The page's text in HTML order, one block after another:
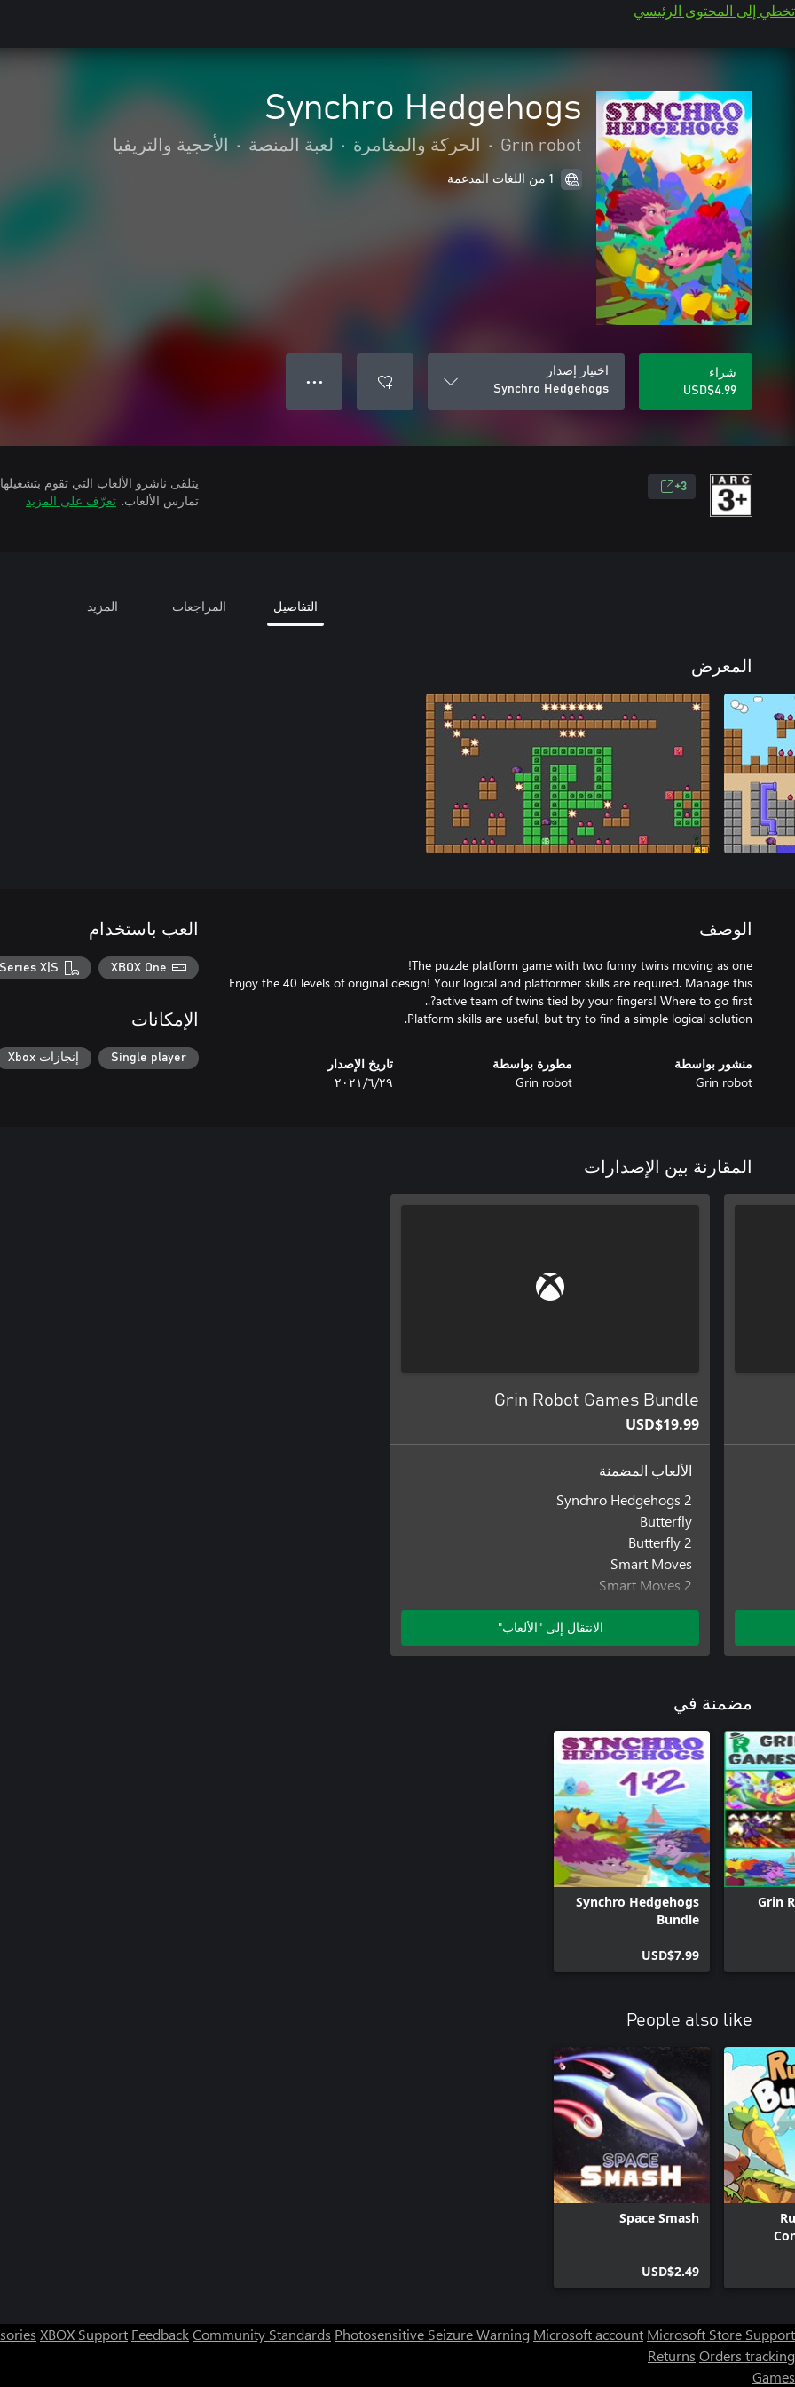
تخطي إلى المحتوى الرئيسي
Synchro Hedgehogs
Grin robot
• الحركة والمغامرة • لعبة المنصة • الأحجية والتريفيا
1 من اللغات المدعمة
شراء
USD$4.99
اختيار إصدار
Synchro Hedgehogs
● ● ●
3+
تمارس الألعاب. تعرّف على المزيد
التفاصيل المراجعات المزيد
المعرض
الوصف
Enjoy the 40 levels of original design! Your logical and platformer skills are required. Manage this
Platform skills are useful, but try to find a simple logical solution.
منشور بواسطة
Grin robot
مطورة بواسطة
Grin robot
تاريخ الإصدار
٢٩‏/٦‏/٢٠٢١
العب باستخدام
XBOX One
X|S
الإمكانات
Single player إنجازات Xbox
المقارنة بين الإصدارات
Grin Robot Games Bundle
USD$19.99
الألعاب المضمنة
2 Synchro Hedgehogs
Butterfly
Butterfly 2
Smart Moves
Smart Moves 2
Synchro Hedgehogs
الانتقال إلى "الألعاب"
مضمنة في
Grin
Synchro Hedgehogs
Bundle
USD$7.99
People also like
Space Smash
USD$2.49
XBOX Support FeedbackCommunity Standards Photosensitive Seizure Warning Microsoft account Microsoft Store Support
Returns Orders tracking
Games